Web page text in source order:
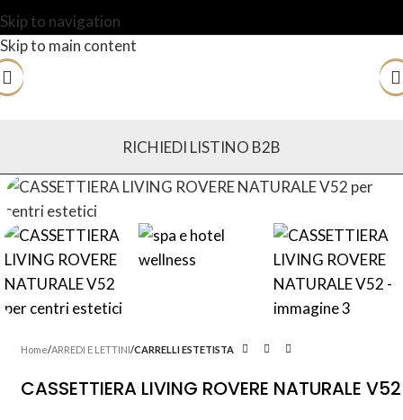
Skip to navigation
Skip to main content
RICHIEDI LISTINO B2B
Home ARREDI E LETTINI CARRELLI ESTETISTA
CASSETTIERA LIVING ROVERE NATURALE V52